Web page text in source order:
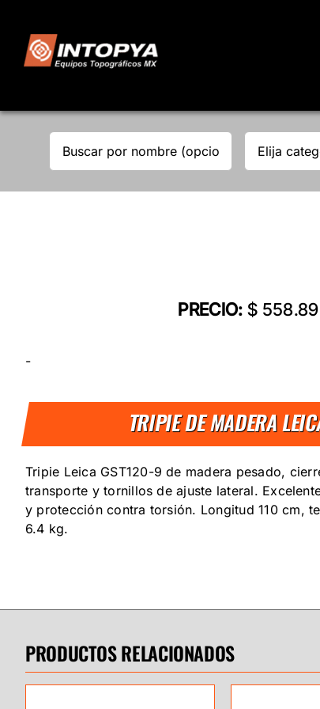
content
PRECIO: $
-
TRIPIE DE MADERA
Tripie Leica GST120-9 de madera pesado,
transporte y tornillos de ajuste lateral.
y protección contra torsión. Longitud 110 cm,
6.4 kg.
PRODUCTOS RELACIONADOS